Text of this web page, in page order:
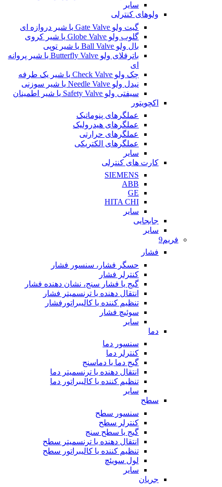
سایر
ولوهای کنترلی
گیت ولو Gate Valve یا شیر دروازه ای
گلوب ولو Globe Valve یا شیر کروی
بال ولو Ball Valve یا شیر توپی
باترفلای ولو Butterfly Valve یا شیر پروانه
ای
چک ولو Check Valve یا شیر یک طرفه
نیدل ولو Needle Valve یا شیر سوزنی
سیفتی ولو Safety Valve یا شیر اطمینان
اکچویتور
عملگرهای پنوماتیک
عملگرهای هیدرولیک
عملگرهای حرارتی
عملگرهای الکتریکی
سایر
کارت های کنترلی
SIEMENS
ABB
GE
HITA CHI
سایر
جابجایی
سایر
فریم9
فشار
حسگر فشار، سنسور فشار
کنترلر فشار
گیج یا فشار سنج، نشان دهنده فشار
انتقال دهنده یا ترنسمیتر فشار
تنظیم کننده یا کالیبراتورفشار
سوئیچ فشار
سایر
دما
سنسور دما
کنترلر دما
گیج دما یا دماسنج
انتقال دهنده یا ترنسمیتر دما
تنظیم کننده یا کالیبراتور دما
سایر
سطح
سنسور سطح
کنترلر سطح
گیج یا سطح سنج
انتقال دهنده یا ترنسمیتر سطح
تنظیم کننده یا کالیبراتور سطح
لول سویئچ
سایر
جریان